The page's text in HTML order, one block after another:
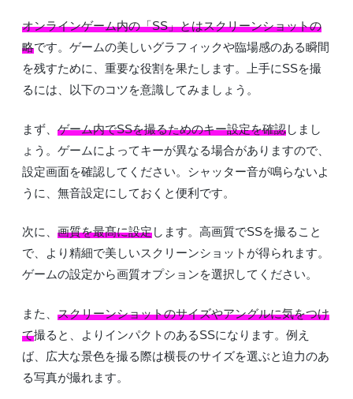
オンラインゲーム内の「SS」とはスクリーンショットの
略です。ゲームの美しいグラフィックや臨場感のある瞬間
を残すために、重要な役割を果たします。上手にSSを撮
るには、以下のコツを意識してみましょう。
まず、 ゲーム内でSSを撮るためのキー設定を確認しまし
ょう。ゲームによってキーが異なる場合がありますので、
設定画面を確認してください。シャッター音が鳴らないよ
うに、無音設定にしておくと便利です。
次に、 画質を最髙に設定します。高画質でSSを撮ること
で、より精細で美しいスクリーンショットが得られます。
ゲームの設定から画質オプションを選択してください。
また、 スクリーンショットのサイズやアングルに気をつけ
て撮ると、よりインパクトのあるSSになります。例え
ば、広大な景色を撮る際は横長のサイズを選ぶと迫力のあ
る写真が撮れます。